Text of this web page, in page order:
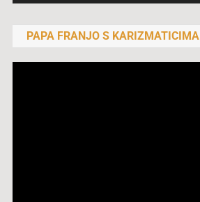
PAPA FRANJO S KARIZMATICIMA